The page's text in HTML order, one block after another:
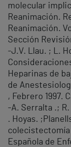
molecular
Reanimación.
Reanimación.
Sección
-J.V. Llau. ; L.
Heparinas de
de
, Febrero 1997.
-A. Serralta .; R.
. Hoyas.
Española de